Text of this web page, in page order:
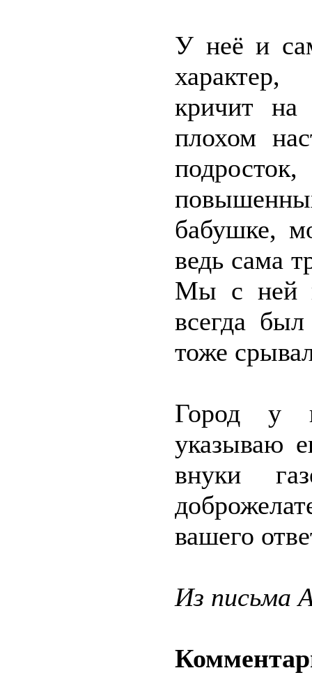
У неё и
кричит на
плохом
бабушке,
ведь сама
Мы с ней
всегда
тоже
Город у
указываю
внуки
вашего
Из письма